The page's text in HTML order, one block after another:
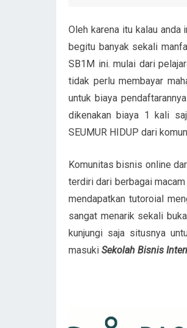
Oleh karena itu kalau
begitu banyak sekali
SB1M ini. mulai dari
tidak perlu membayar
untuk biaya
dikenakan biaya 1 kali
SEUMUR HIDUP dari
Komunitas bisnis online
terdiri dari berbagai
mendapatkan tutoroial
sangat menarik sekali
kunjungi saja situsnya
masuki Sekolah Bisnis